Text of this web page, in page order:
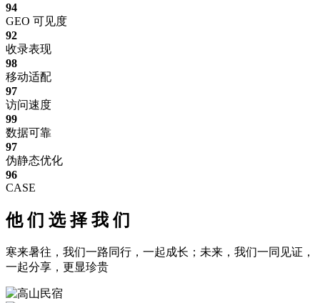
94
GEO 可见度
92
收录表现
98
移动适配
97
访问速度
99
数据可靠
97
伪静态优化
96
CASE
他 们 选 择 我 们
寒来暑往，我们一路同行，一起成长；未来，我们一同见证，
一起分享，更显珍贵